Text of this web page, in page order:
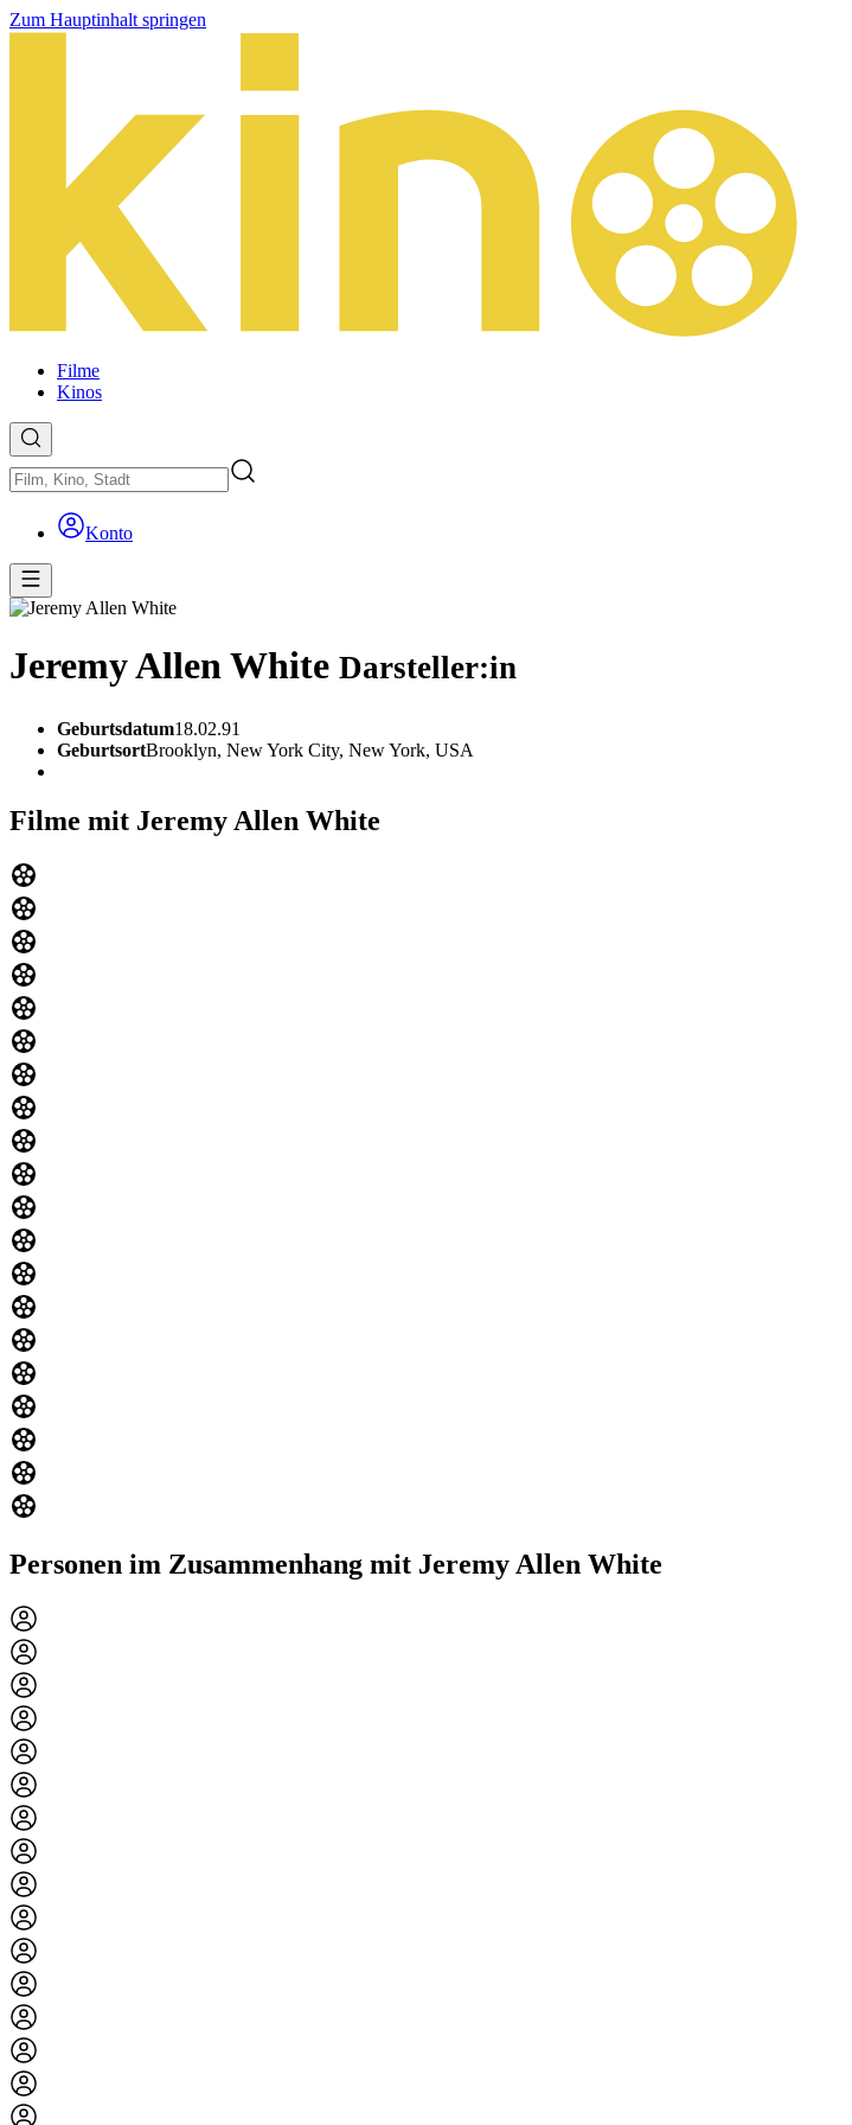
Zum Hauptinhalt springen
Filme
Kinos
Konto
Jeremy Allen White Darsteller:in
Geburtsdatum18.02.91
GeburtsortBrooklyn, New York City, New York, USA
Filme mit Jeremy Allen White
Personen im Zusammenhang mit Jeremy Allen White